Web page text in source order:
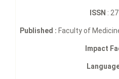
ISSN :
Published : Faculty of
Impact